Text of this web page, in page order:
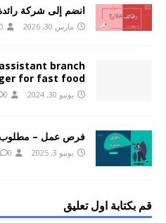
انضم إلى شركة
مارس 30, 2026 0
branch
for fast food
يونيو 30, 2024 0
فرص عمل – مطلوب waiters
يونيو 3, 2025 0
قم بكتابة اول تعليق